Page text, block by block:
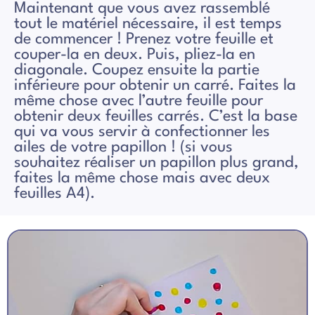
Maintenant que vous avez rassemblé
tout le matériel nécessaire, il est temps
de commencer ! Prenez votre feuille et
couper-la en deux. Puis, pliez-la en
diagonale. Coupez ensuite la partie
inférieure pour obtenir un carré. Faites la
même chose avec l’autre feuille pour
obtenir deux feuilles carrés. C’est la base
qui va vous servir à confectionner les
ailes de votre papillon ! (si vous
souhaitez réaliser un papillon plus grand,
faites la même chose mais avec deux
feuilles A4).